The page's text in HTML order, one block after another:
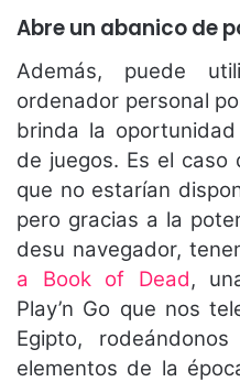
Abre un abanico de
Además, puede
ordenador personal
brinda la
de juegos. Es el caso
que no estarían
pero gracias a la
desu navegador,
a Book of Dead,
Play’n Go que nos
Egipto,
elementos de la